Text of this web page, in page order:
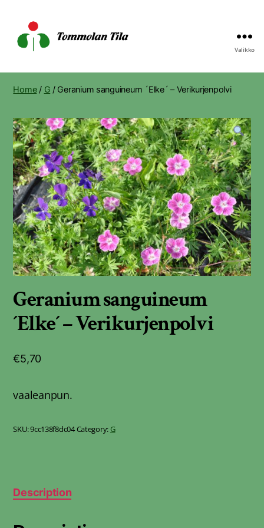
Tila
Valikko
Home/ G / Geranium sanguineum ´Elke´ – Verikurjenpolvi
Geranium sanguineum
´Elke´ – Verikurjenpolvi
€5,70
vaaleanpun.
SKU:9cc138f8dc04Category: G
Description